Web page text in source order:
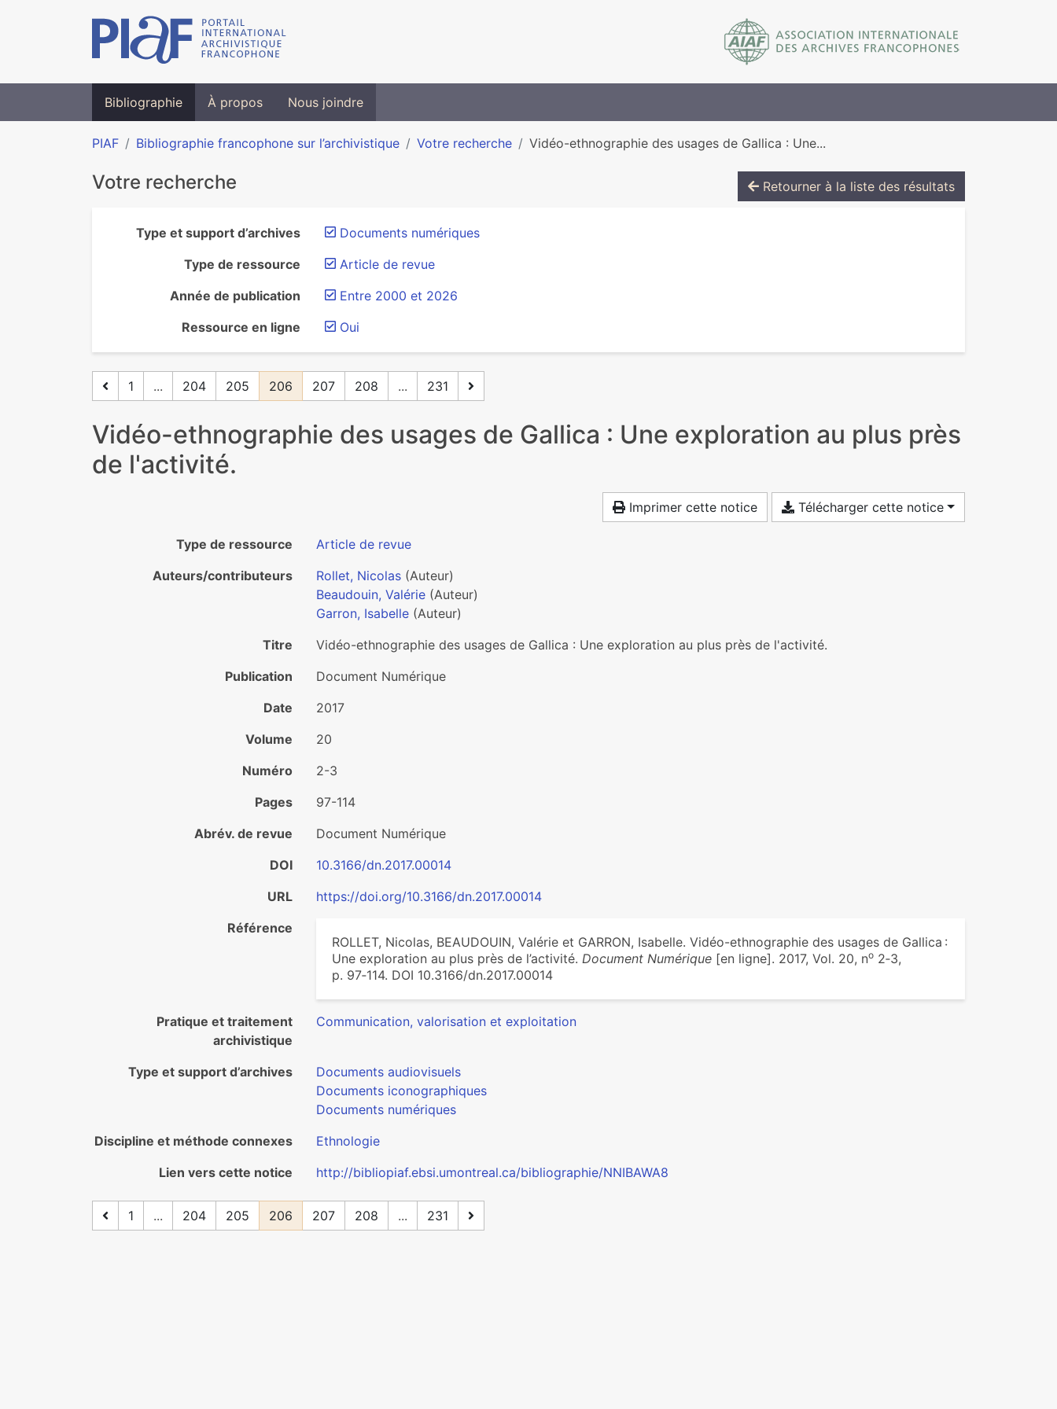
Bibliographie À propos Nous joindre
PIAF Bibliographie francophone sur l’archivistique Votre recherche Vidéo-ethnographie des usages de Gallica : Une...
Votre recherche Retourner à la liste des résultats
Type et support d’archives
Documents numériques
Type de ressource
Article de revue
Année de publication
Entre 2000 et 2026
Ressource en ligne
Oui
1 ... 204 205 206 207 208 ... 231
Vidéo-ethnographie des usages de Gallica : Une exploration au plus près
de l'activité.
Imprimer cette notice Télécharger cette notice
Type de ressource
Article de revue
Auteurs/contributeurs
Rollet, Nicolas (Auteur)
Beaudouin, Valérie (Auteur)
Garron, Isabelle (Auteur)
Titre
Vidéo-ethnographie des usages de Gallica : Une exploration au plus près de l'activité.
Publication
Document Numérique
Date
2017
Volume
20
Numéro
2-3
Pages
97-114
Abrév. de revue
Document Numérique
DOI
10.3166/dn.2017.00014
URL
https://doi.org/10.3166/dn.2017.00014
Référence
ROLLET, Nicolas, BEAUDOUIN, Valérie et GARRON, Isabelle. Vidéo-ethnographie des usages de Gallica :
Une exploration au plus près de l’activité. Document Numérique [en ligne]. 2017, Vol. 20, no 2‑3,
p. 97‑114. DOI 10.3166/dn.2017.00014
Pratique et traitement
archivistique
Communication, valorisation et exploitation
Type et support d’archives
Documents audiovisuels
Documents iconographiques
Documents numériques
Discipline et méthode connexes
Ethnologie
Lien vers cette notice
http://bibliopiaf.ebsi.umontreal.ca/bibliographie/NNIBAWA8
1 ... 204 205 206 207 208 ... 231